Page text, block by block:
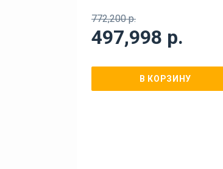
497,998 р.
772,200 р.
В КОРЗИНУ